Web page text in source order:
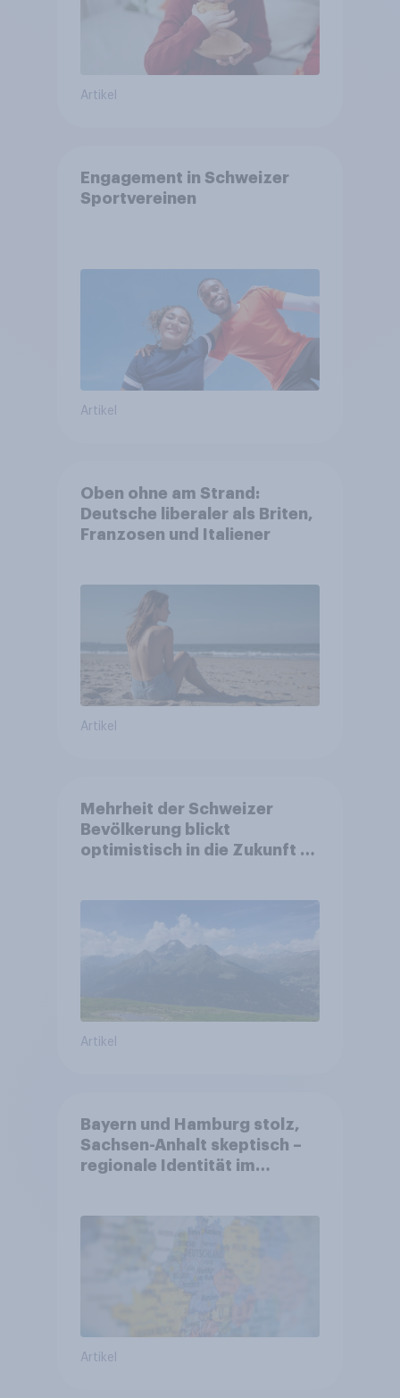
Artikel
Engagement in Schweizer
Sportvereinen
Artikel
Oben ohne am Strand:
Deutsche liberaler als Briten,
Franzosen und Italiener
Artikel
Mehrheit der Schweizer
Bevölkerung blickt
optimistisch in die Zukunft –
Altersvorsorge
Artikel
Bayern und Hamburg stolz,
Sachsen-Anhalt skeptisch –
regionale Identität im
Artikel